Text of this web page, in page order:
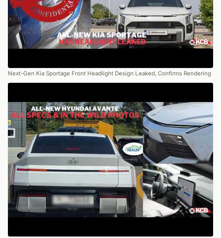
Next-Gen Kia Sportage Front Headlight Design Leaked, Confirms Rendering